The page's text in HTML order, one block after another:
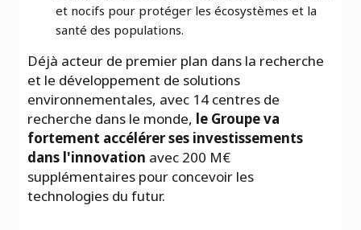
et nocifs pour protéger les écosystèmes et la
santé des populations.
Déjà acteur de premier plan dans la recherche
et le développement de solutions
environnementales, avec 14 centres de
recherche dans le monde, le Groupe va
fortement accélérer ses investissements
dans l'innovation avec 200 M€
supplémentaires pour concevoir les
technologies du futur.